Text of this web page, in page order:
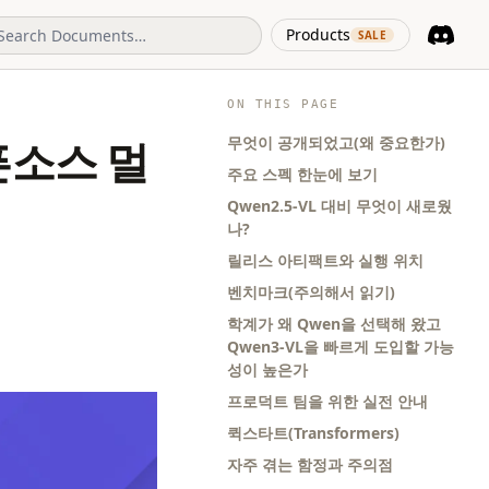
Products SALE
(opens in
ON THIS PAGE
무엇이 공개되었고(왜 중요한가)
주요 스펙 한눈에 보기
Qwen2.5‑VL 대비 무엇이 새로웠
나?
릴리스 아티팩트와 실행 위치
벤치마크(주의해서 읽기)
학계가 왜 Qwen을 선택해 왔고
Qwen3‑VL을 빠르게 도입할 가능
성이 높은가
프로덕트 팀을 위한 실전 안내
퀵스타트(Transformers)
자주 겪는 함정과 주의점
스 멀